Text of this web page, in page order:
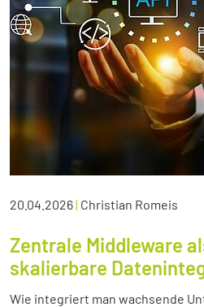
20.04.2026| Christian Romeis
Zentrale Middleware
skalierbare
Wie integriert man wachsende